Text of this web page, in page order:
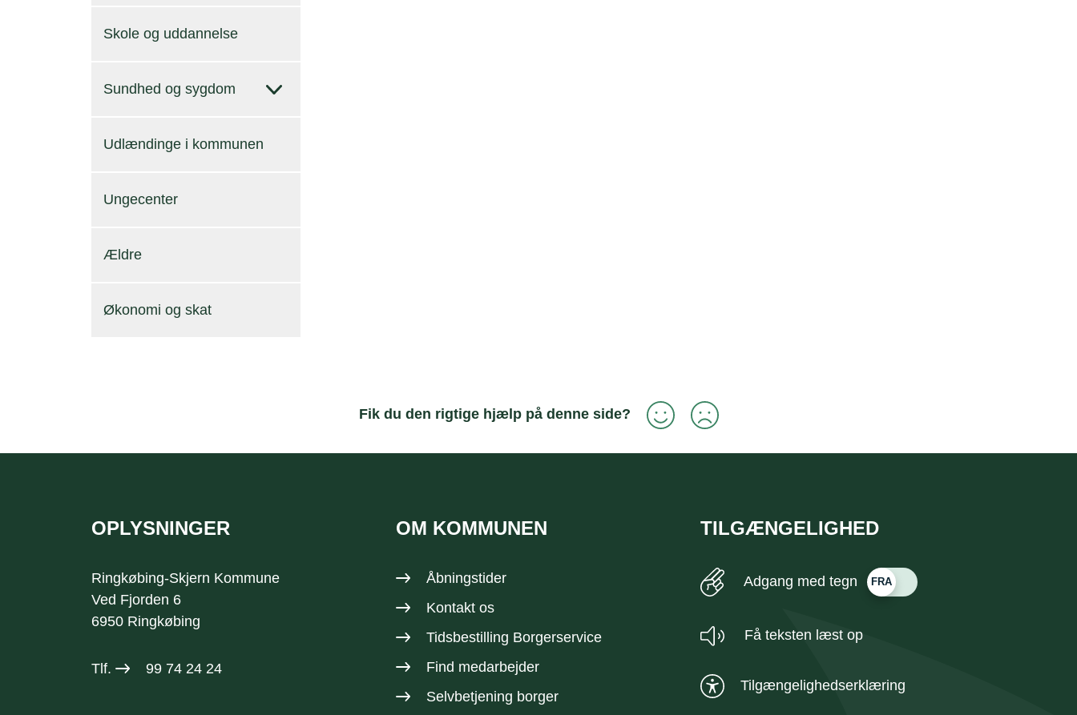
Skole og uddannelse
Sundhed og sygdom
Udlændinge i kommunen
Ungecenter
Ældre
Økonomi og skat
Fik du den rigtige hjælp på denne side?
OPLYSNINGER
Ringkøbing-Skjern Kommune
Ved Fjorden 6
6950 Ringkøbing
Tlf. 99 74 24 24
OM KOMMUNEN
Åbningstider
Kontakt os
Tidsbestilling Borgerservice
Find medarbejder
Selvbetjening borger
TILGÆNGELIGHED
Adgang med tegn
Få teksten læst op
Tilgængelighedserklæring